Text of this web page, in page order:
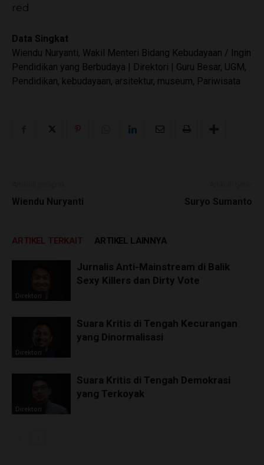
red
Data Singkat
Wiendu Nuryanti, Wakil Menteri Bidang Kebudayaan / Ingin
Pendidikan yang Berbudaya | Direktori | Guru Besar, UGM,
Pendidikan, kebudayaan, arsitektur, museum, Pariwisata
Wiendu Nuryanti Suryo Sumanto
ARTIKEL TERKAIT ARTIKEL LAINNYA
Direktori
Jurnalis Anti-Mainstream di Balik
Sexy Killers dan Dirty Vote
Direktori
Suara Kritis di Tengah Kecurangan
yang Dinormalisasi
Direktori
Suara Kritis di Tengah Demokrasi
yang Terkoyak